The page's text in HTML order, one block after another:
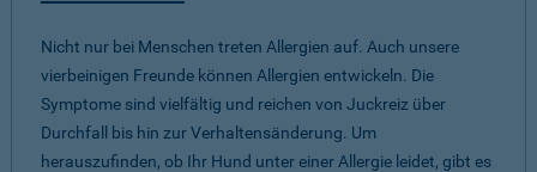
Nicht nur bei Menschen treten Allergien auf. Auch unsere
vierbeinigen Freunde können Allergien entwickeln. Die
Symptome sind vielfältig und reichen von Juckreiz über
Durchfall bis hin zur Verhaltensänderung. Um
herauszufinden, ob Ihr Hund unter einer Allergie leidet, gibt es